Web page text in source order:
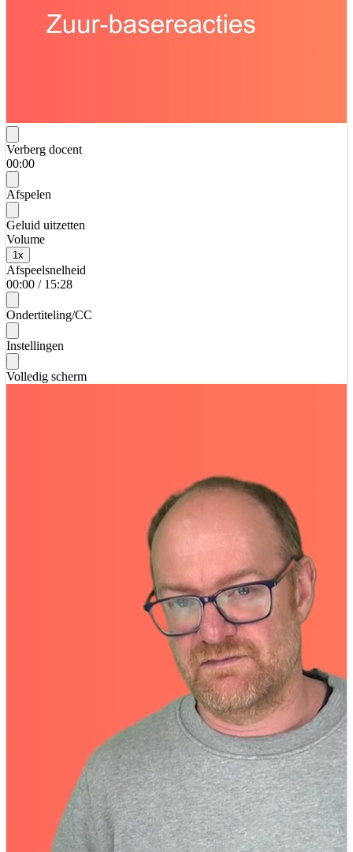
Verberg docent
00:00
Afspelen
Geluid uitzetten
Volume
1 x
Afspeelsnelheid
00:00 / 15:28
Ondertiteling/CC
Instellingen
Volledig scherm